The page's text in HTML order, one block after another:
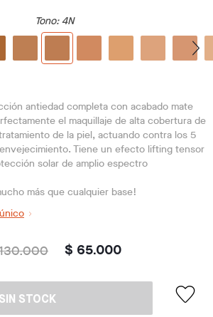
Tono: 4N
antiedad completa con acabado mate
el maquillaje de alta cobertura de
de la piel, actuando contra los 5
Tiene un efecto lifting tensor
solar de amplio espectro
más que cualquier base!
$ 65.000
SIN STOCK